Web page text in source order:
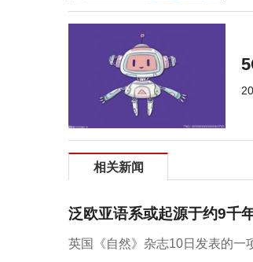
相关新闻
泛欧亚语系或起源于约9千
英国《自然》杂志10日发表的